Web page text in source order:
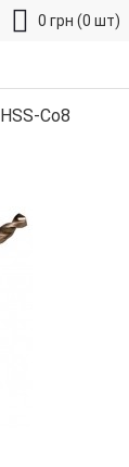
0 грн (0 шт)
HSS-Co8